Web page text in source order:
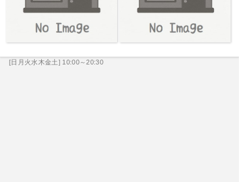
[日月火水木金土] 10:00～20:30